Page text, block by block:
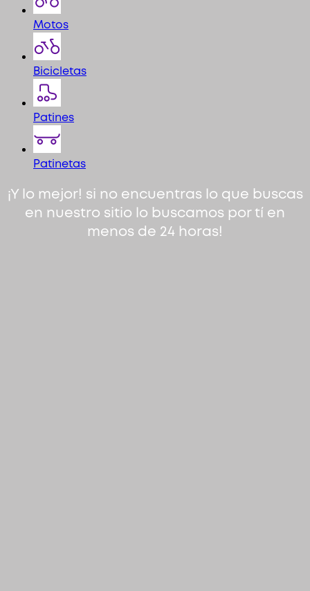
Motos
Bicicletas
Patines
Patinetas
¡Y lo mejor! si no encuentras lo que buscas
en nuestro sitio lo buscamos por tí en
menos de 24 horas!